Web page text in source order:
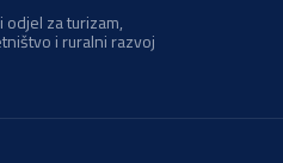
odjel za turizam,
i ruralni razvoj